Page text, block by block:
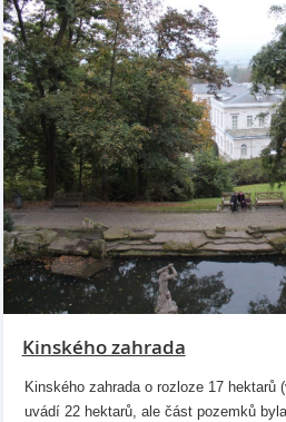
Kinského zahrada
Kinského zahrada o rozloze 17 hektarů
uvádí 22 hektarů, ale část pozemků